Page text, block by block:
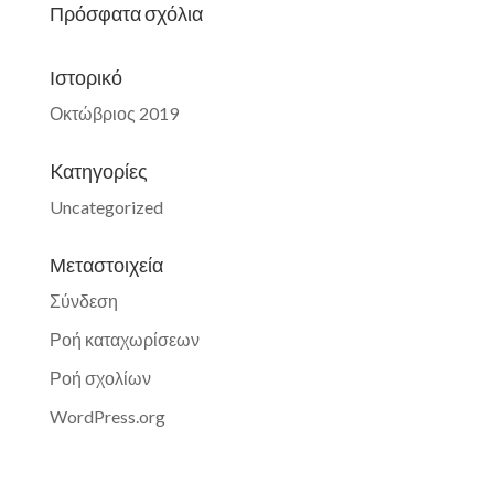
Πρόσφατα σχόλια
Ιστορικό
Οκτώβριος 2019
Kατηγορίες
Uncategorized
Μεταστοιχεία
Σύνδεση
Ροή καταχωρίσεων
Ροή σχολίων
WordPress.org